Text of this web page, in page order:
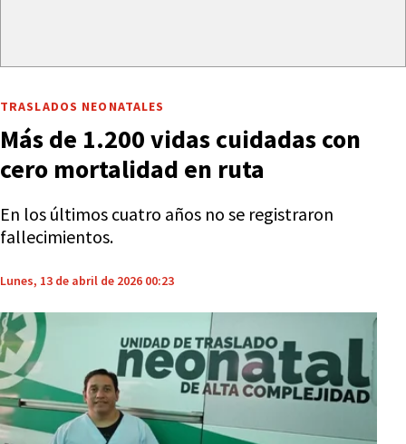
TRASLADOS NEONATALES
Más de 1.200 vidas cuidadas con
cero mortalidad en ruta
En los últimos cuatro años no se registraron
fallecimientos.
Lunes, 13 de abril de 2026 00:23